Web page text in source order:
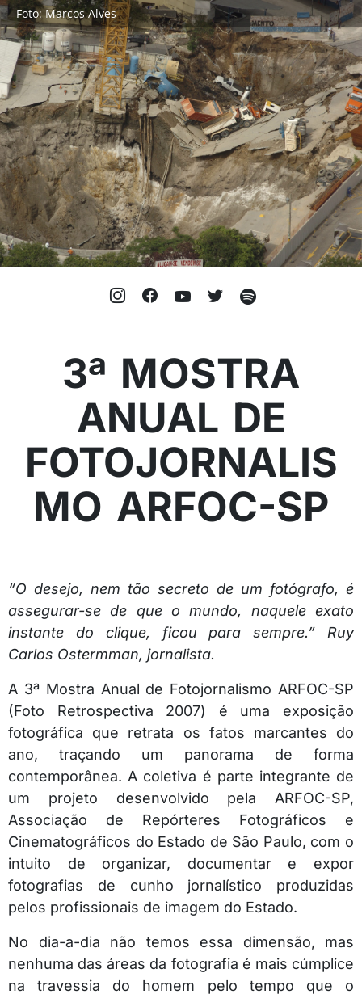
Foto: Marcos Alves
3ª MOSTRA
ANUAL DE
FOTOJORNALIS
MO ARFOC-SP
“O desejo, nem tão secreto de um fotógrafo, é
assegurar-se de que o mundo, naquele exato
instante do clique, ficou para sempre.” Ruy
Carlos Ostermman, jornalista.
A 3ª Mostra Anual de Fotojornalismo ARFOC-SP
(Foto Retrospectiva 2007) é uma exposição
fotográfica que retrata os fatos marcantes do
ano, traçando um panorama de forma
contemporânea. A coletiva é parte integrante de
um projeto desenvolvido pela ARFOC-SP,
Associação de Repórteres Fotográficos e
Cinematográficos do Estado de São Paulo, com o
intuito de organizar, documentar e expor
fotografias de cunho jornalístico produzidas
pelos profissionais de imagem do Estado.
No dia-a-dia não temos essa dimensão, mas
nenhuma das áreas da fotografia é mais cúmplice
na travessia do homem pelo tempo que o